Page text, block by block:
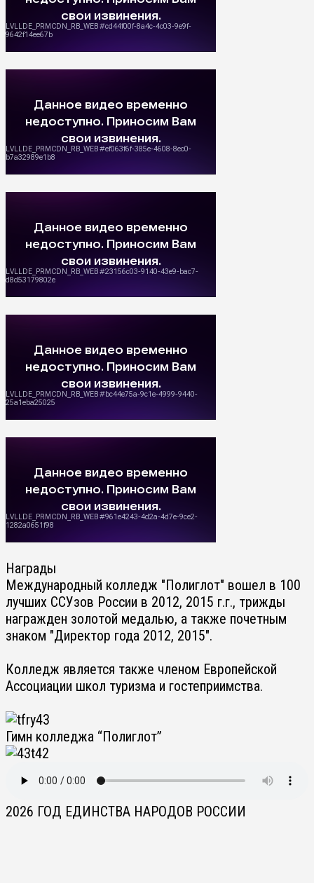
Награды
Международный колледж "Полиглот" вошел в 100
лучших ССУзов России в 2012, 2015 г.г., трижды
награжден золотой медалью, а также почетным
знаком "Директор года 2012, 2015".
Колледж является также членом Европейской
Ассоциации школ туризма и гостеприимства.
Гимн колледжа “Полиглот”
2026 ГОД ЕДИНСТВА НАРОДОВ РОССИИ